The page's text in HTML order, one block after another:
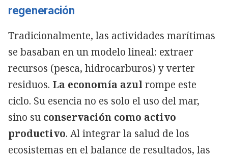
regeneración
Tradicionalmente, las actividades marítimas
se basaban en un modelo lineal: extraer
recursos (pesca, hidrocarburos) y verter
residuos. La economía azul rompe este
ciclo. Su esencia no es solo el uso del mar,
sino su conservación como activo
productivo. Al integrar la salud de los
ecosistemas en el balance de resultados, las